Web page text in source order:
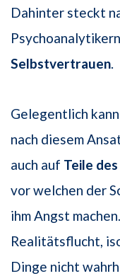
Dahinter steckt
Selbstvertrauen.
Gelegentlich
nach diesem
auch auf Teile
vor welchen der
ihm Angst
Realitätsflucht,
Dinge nicht